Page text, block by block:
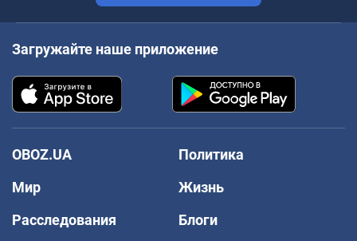
Загружайте наше приложение
OBOZ.UA
Политика
Мир
Жизнь
Расследования
Блоги